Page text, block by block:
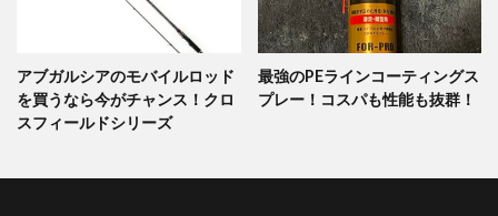
アブガルシアのモバイルロッド
を買うなら今がチャンス！クロ
スフィールドシリーズ
最強のPEラインコーティングス
プレー！コスパも性能も抜群！